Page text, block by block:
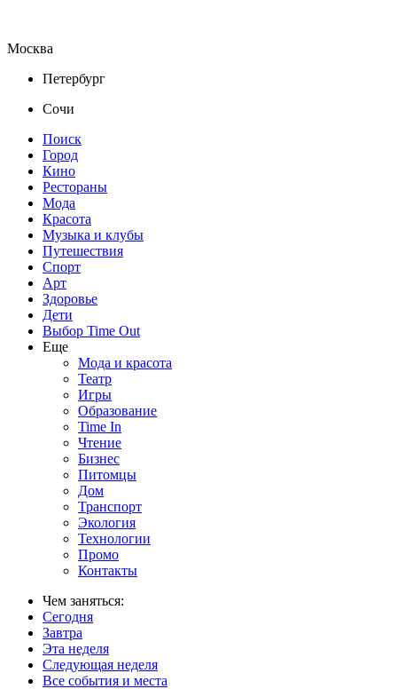
Москва
Петербург
Сочи
Поиск
Город
Кино
Рестораны
Мода
Красота
Музыка и клубы
Путешествия
Спорт
Арт
Здоровье
Дети
Выбор Time Out
Еще
Мода и красота
Театр
Игры
Образование
Time In
Чтение
Бизнес
Питомцы
Дом
Транспорт
Экология
Технологии
Промо
Контакты
Чем заняться:
Сегодня
Завтра
Эта неделя
Следующая неделя
Все события и места